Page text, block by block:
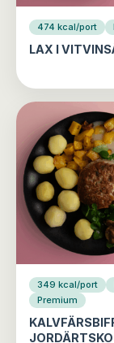
474 kcal/port
LAX I
349 kcal/port
Premium